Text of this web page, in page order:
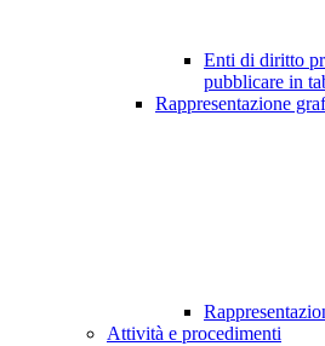
Enti di diritto
pubblicare in
Rappresentazione
Attività e procedimenti